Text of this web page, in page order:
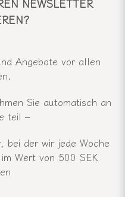
Angebote vor allen
Sie automatisch an
teil –
bei der wir jede Woche
Wert von 500 SEK